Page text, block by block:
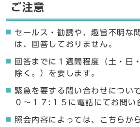
ご注意
セールス・勧誘や、趣旨不明な
は、回答しておりません。
回答までに１週間程度（土・日
除く。）を要します。
緊急を要する問い合わせについ
０〜１７:１５に電話にてお問い
照会内容によっては、こちらか